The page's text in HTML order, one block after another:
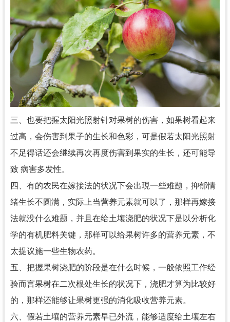
三、也要把握太阳光照射针对果树的伤害，如果树看起来
过高，会伤害到果子的生长和色彩，可是假若太阳光照射
不足得话还会继续再次再度伤害到果实的生长，还可能导
致 病害多发性。
四、有的农民在嫁接法的状况下会出現一些难题，抑郁情
绪生长不圆满，实际上当营养元素就可以了，那样再嫁接
法就没什么难题，并且在给土壤浇肥的状况下是以分析化
学的有机肥料关键，那样可以给果树许多的营养元素，不
太提议施一些生物农药。
五、把握果树浇肥的阶段是在什么时候，一般依照工作经
验而言果树在二次根处生长的状况下，浇肥才算为比较好
的，那样还能够让果树更强的消化吸收营养元素。
六、假若土壤的营养元素早已外流，能够适度给土壤左右